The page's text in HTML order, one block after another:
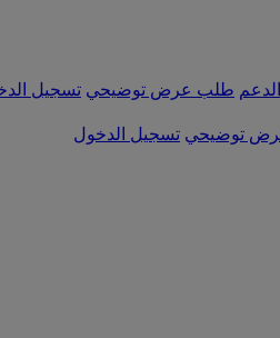
الدعم طلب عرض توضيحي تسجيل
توضيحي تسجيل الدخول